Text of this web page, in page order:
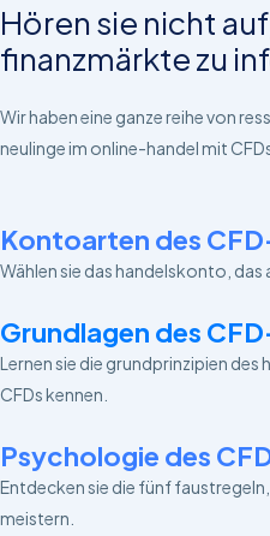
Hören sie nicht
finanzmärkte zu
Wir haben eine ganze reihe von
neulinge im online-handel mit
Kontoarten des
Wählen sie das handelskonto, das
Grundlagen des
Lernen sie die grundprinzipien
CFDs kennen.
Psychologie des
Entdecken sie die fünf
meistern.